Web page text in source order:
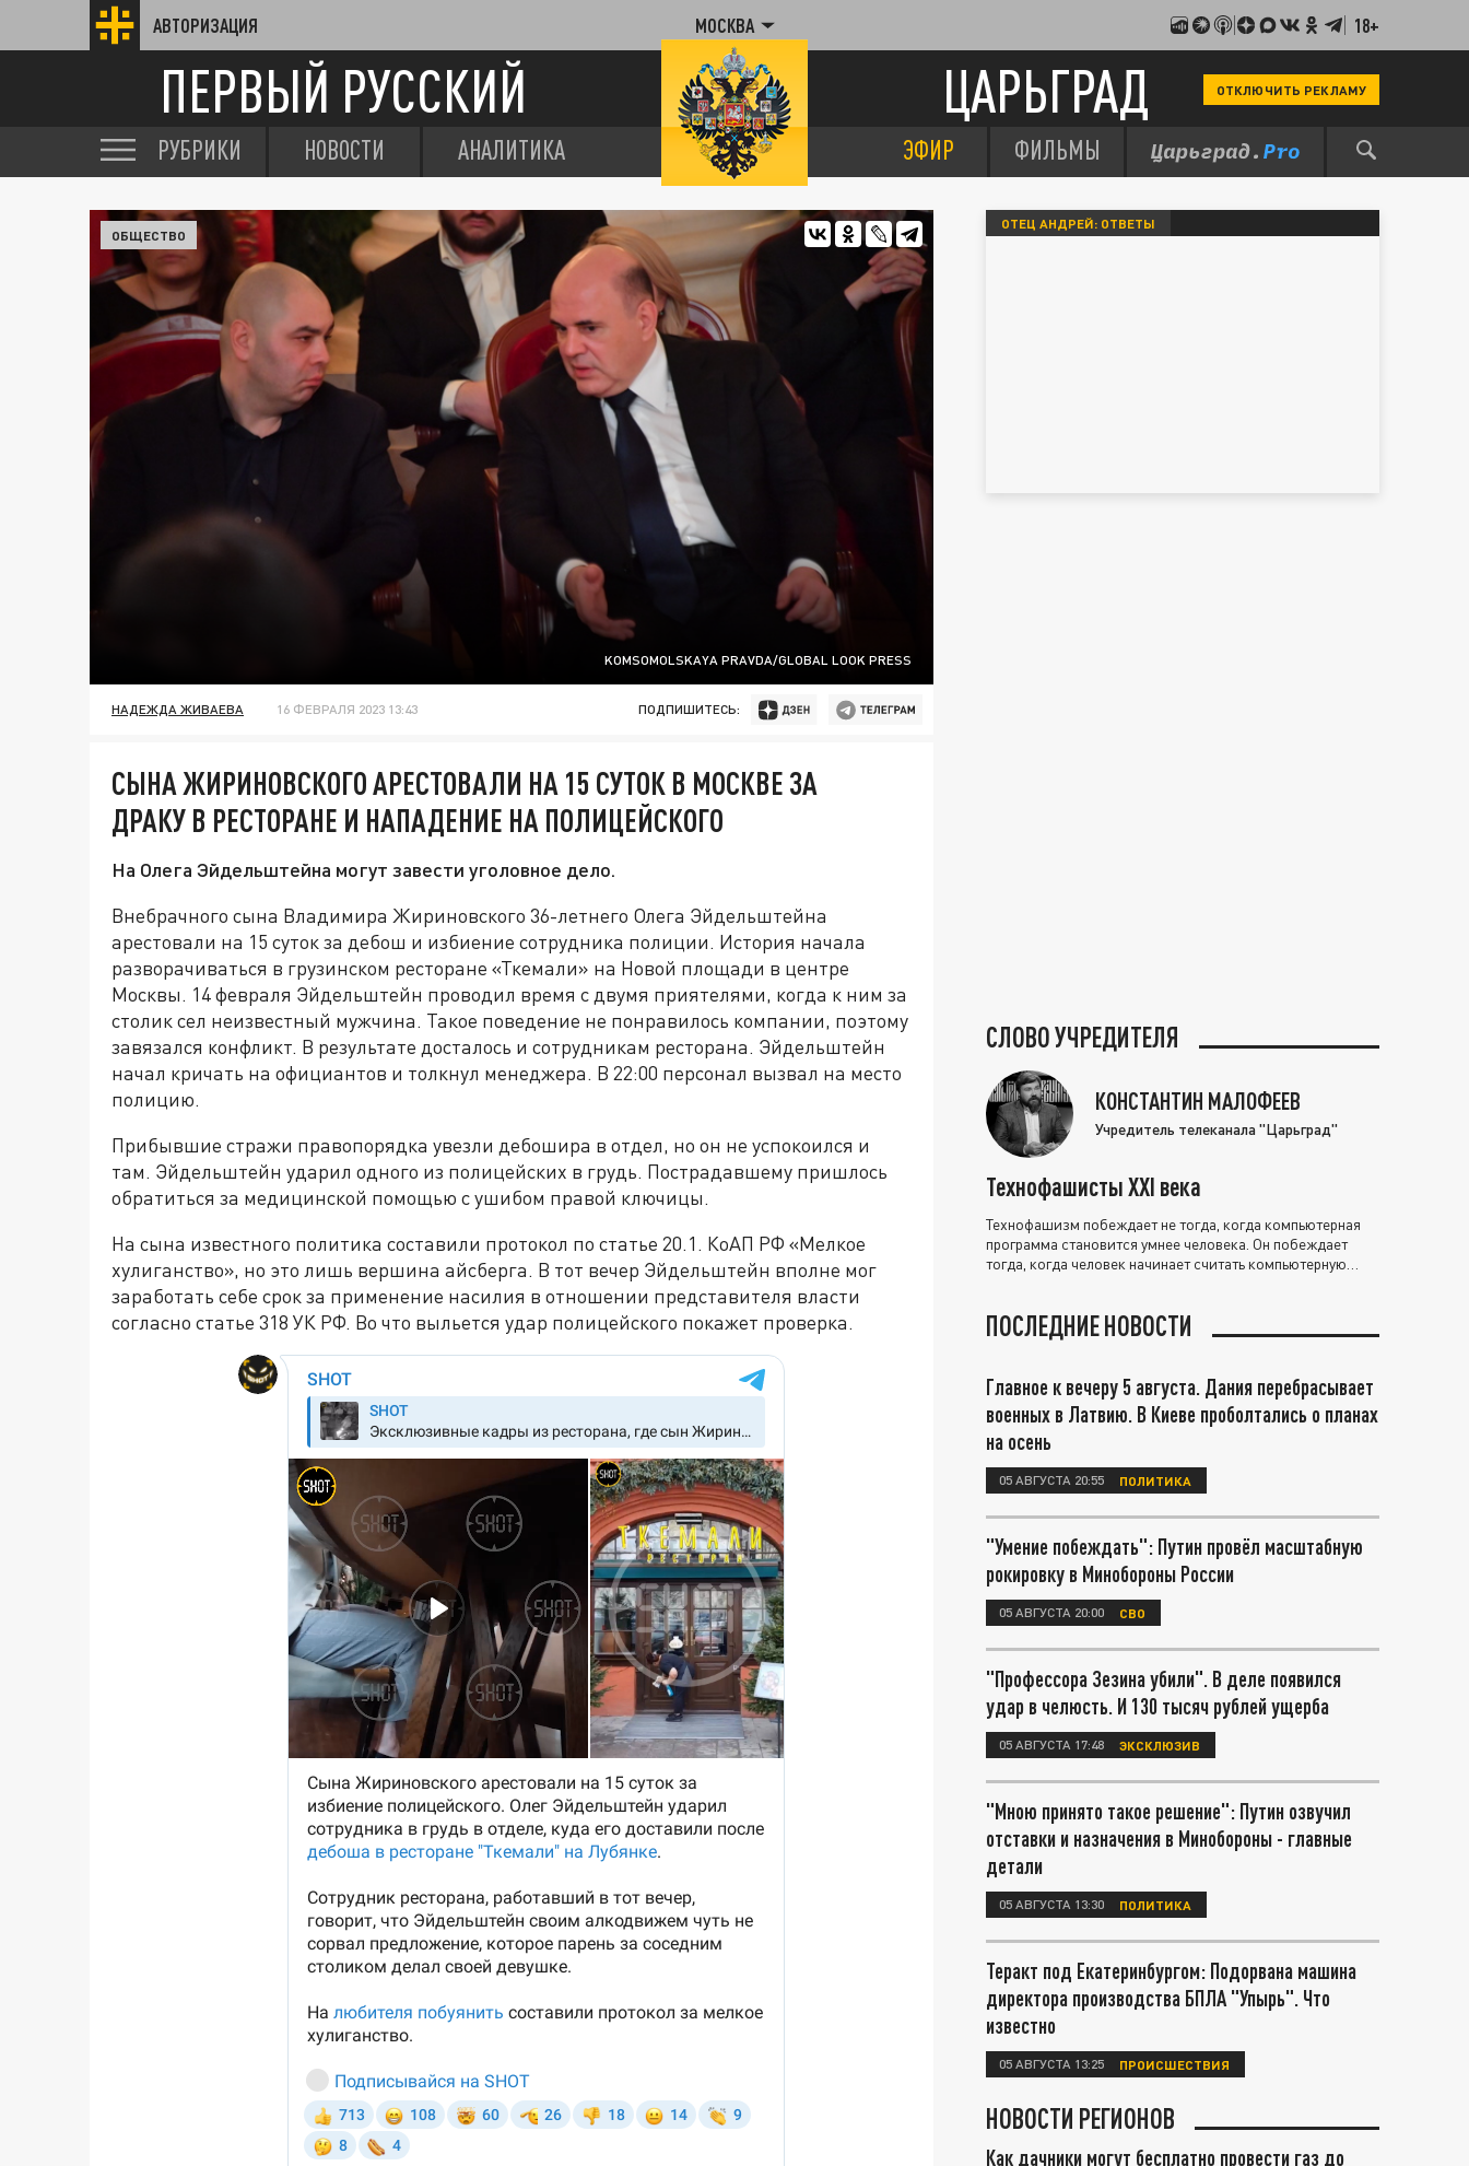
АВТОРИЗАЦИЯ МОСКВА 18+
ПЕРВЫЙ РУССКИЙ ЦАРЬГРАД ОТКЛЮЧИТЬ РЕКЛАМУ
РУБРИКИ НОВОСТИ АНАЛИТИКА ЭФИР ФИЛЬМЫ
KOMSOMOLSKAYA PRAVDA/GLOBAL LOOK PRESS
ОБЩЕСТВО
НАДЕЖДА ЖИВАЕВА 16 ФЕВРАЛЯ 2023 13:43 ПОДПИШИТЕСЬ:
СЫНА ЖИРИНОВСКОГО АРЕСТОВАЛИ НА 15 СУТОК В МОСКВЕ ЗА
ДРАКУ В РЕСТОРАНЕ И НАПАДЕНИЕ НА ПОЛИЦЕЙСКОГО
На Олега Эйдельштейна могут завести уголовное дело.
Внебрачного сына Владимира Жириновского 36-летнего Олега Эйдельштейна
арестовали на 15 суток за дебош и избиение сотрудника полиции. История начала
разворачиваться в грузинском ресторане «Ткемали» на Новой площади в центре
Москвы. 14 февраля Эйдельштейн проводил время с двумя приятелями, когда к ним за
столик сел неизвестный мужчина. Такое поведение не понравилось компании, поэтому
завязался конфликт. В результате досталось и сотрудникам ресторана. Эйдельштейн
начал кричать на официантов и толкнул менеджера. В 22:00 персонал вызвал на место
полицию.
Прибывшие стражи правопорядка увезли дебошира в отдел, но он не успокоился и
там. Эйдельштейн ударил одного из полицейских в грудь. Пострадавшему пришлось
обратиться за медицинской помощью с ушибом правой ключицы.
На сына известного политика составили протокол по статье 20.1. КоАП РФ «Мелкое
хулиганство», но это лишь вершина айсберга. В тот вечер Эйдельштейн вполне мог
заработать себе срок за применение насилия в отношении представителя власти
согласно статье 318 УК РФ. Во что выльется удар полицейского покажет проверка.
ОТЕЦ АНДРЕЙ: ОТВЕТЫ
СЛОВО УЧРЕДИТЕЛЯ
КОНСТАНТИН МАЛОФЕЕВ
Учредитель телеканала "Царьград"
Технофашисты XXI века
Технофашизм побеждает не тогда, когда компьютерная
программа становится умнее человека. Он побеждает
тогда, когда человек начинает считать компьютерную
ПОСЛЕДНИЕ НОВОСТИ
Главное к вечеру 5 августа. Дания перебрасывает
военных в Латвию. В Киеве проболтались о планах
на осень
05 АВГУСТА 20:55 ПОЛИТИКА
"Умение побеждать": Путин провёл масштабную
рокировку в Минобороны России
05 АВГУСТА 20:00 СВО
"Профессора Зезина убили". В деле появился
удар в челюсть. И 130 тысяч рублей ущерба
05 АВГУСТА 17:48 ЭКСКЛЮЗИВ
"Мною принято такое решение": Путин озвучил
отставки и назначения в Минобороны - главные
детали
05 АВГУСТА 13:30 ПОЛИТИКА
Теракт под Екатеринбургом: Подорвана машина
директора производства БПЛА "Упырь". Что
известно
05 АВГУСТА 13:25 ПРОИСШЕСТВИЯ
НОВОСТИ РЕГИОНОВ
Как дачники могут бесплатно провести газ до